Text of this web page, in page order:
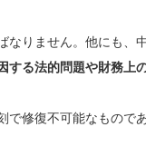
なりません。他にも、
する法的問題や財務上
で修復不可能なもので